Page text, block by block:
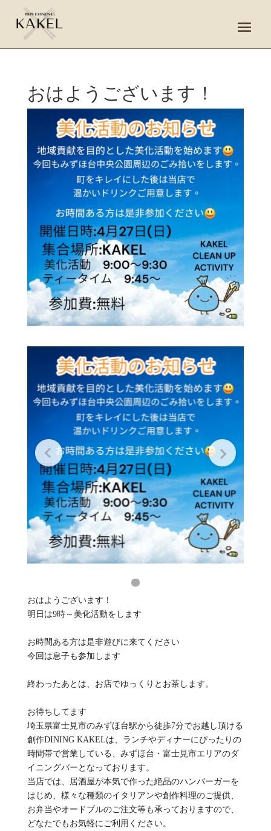
おはようございます！
おはようございます！
明日は9時～美化活動をします
お時間ある方は是非遊びに来てください
今回は息子も参加します
終わったあとは、お店でゆっくりとお茶します。
お待ちしてます
埼玉県富士見市のみずほ台駅から徒歩7分でお越し頂ける
創作DINING KAKELは、ランチやディナーにぴったりの
時間帯で営業している、みずほ台・富士見市エリアのダ
イニングバーとなっております。
当店では、居酒屋が本気で作った絶品のハンバーガーを
はじめ、様々な種類のイタリアンや創作料理のご提供、
お弁当やオードブルのご注文等も承っておりますので、
どなたでもお気軽にご利用ください。